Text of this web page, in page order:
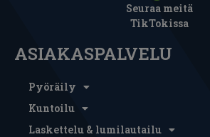
Seuraa meitä
TikTokissa
ASIAKASPALVELU
Pyöräily
Kuntoilu
Laskettelu & lumilautailu